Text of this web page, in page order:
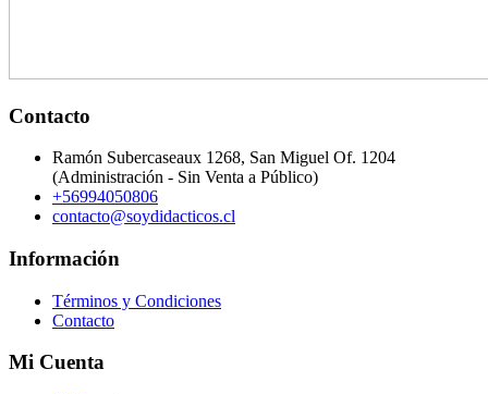
Contacto
Ramón Subercaseaux 1268, San Miguel Of. 1204
(Administración - Sin Venta a Público)
+56994050806
contacto@soydidacticos.cl
Información
Términos y Condiciones
Contacto
Mi Cuenta